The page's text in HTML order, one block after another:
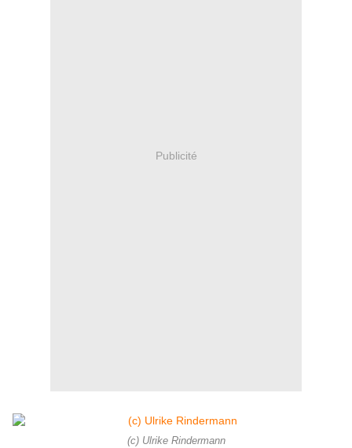
Publicité
(c) Ulrike Rindermann